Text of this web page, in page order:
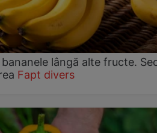
lângă alte fructe.
Fapt divers